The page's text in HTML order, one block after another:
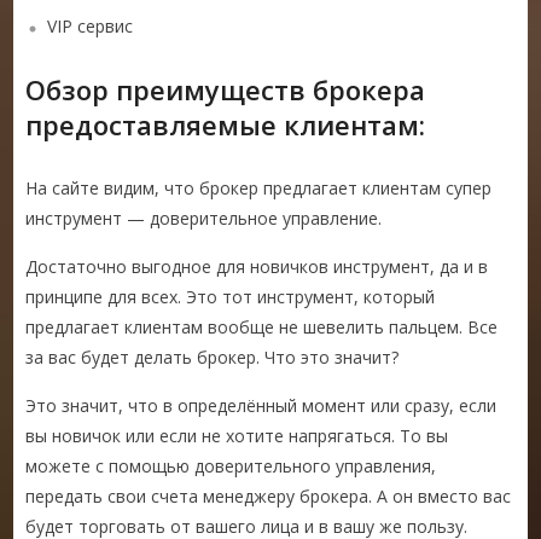
VIP сервис
Обзор преимуществ брокера
предоставляемые клиентам:
На сайте видим, что брокер предлагает клиентам супер
инструмент — доверительное управление.
Достаточно выгодное для новичков инструмент, да и в
принципе для всех. Это тот инструмент, который
предлагает клиентам вообще не шевелить пальцем. Все
за вас будет делать брокер. Что это значит?
Это значит, что в определённый момент или сразу, если
вы новичок или если не хотите напрягаться. То вы
можете с помощью доверительного управления,
передать свои счета менеджеру брокера. А он вместо вас
будет торговать от вашего лица и в вашу же пользу.